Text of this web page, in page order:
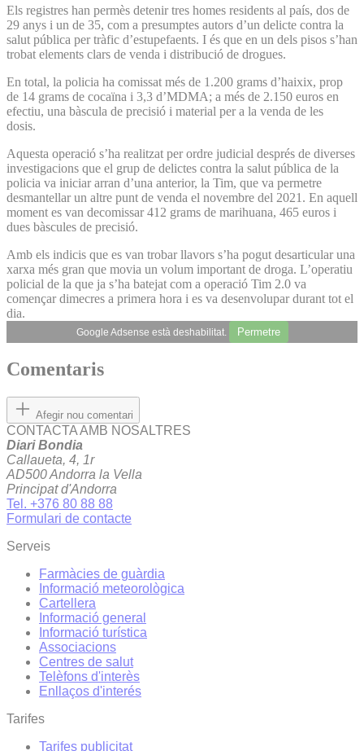
Els registres han permès detenir tres homes residents al país, dos de
29 anys i un de 35, com a presumptes autors d’un delicte contra la
salut pública per tràfic d’estupefaents. I és que en un dels pisos s’han
trobat elements clars de venda i distribució de drogues.
En total, la policia ha comissat més de 1.200 grams d’haixix, prop
de 14 grams de cocaïna i 3,3 d’MDMA; a més de 2.150 euros en
efectiu, una bàscula de precisió i material per a la venda de les
dosis.
Aquesta operació s’ha realitzat per ordre judicial després de diverses
investigacions que el grup de delictes contra la salut pública de la
policia va iniciar arran d’una anterior, la Tim, que va permetre
desmantellar un altre punt de venda el novembre del 2021. En aquell
moment es van decomissar 412 grams de marihuana, 465 euros i
dues bàscules de precisió.
Amb els indicis que es van trobar llavors s’ha pogut desarticular una
xarxa més gran que movia un volum important de droga. L’operatiu
policial de la que ja s’ha batejat com a operació Tim 2.0 va
començar dimecres a primera hora i es va desenvolupar durant tot el
dia.
Google Adsense està deshabilitat. Permetre
Comentaris
Afegir nou comentari
CONTACTA AMB NOSALTRES
Diari Bondia
Callaueta, 4, 1r
AD500 Andorra la Vella
Principat d'Andorra
Tel. +376 80 88 88
Formulari de contacte
Serveis
Farmàcies de guàrdia
Informació meteorològica
Cartellera
Informació general
Informació turística
Associacions
Centres de salut
Telèfons d'interès
Enllaços d'interés
Tarifes
Tarifes publicitat